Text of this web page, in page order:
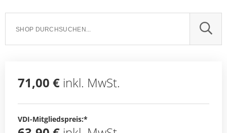
71,00 € inkl. MwSt.
VDI-Mitgliedspreis:*